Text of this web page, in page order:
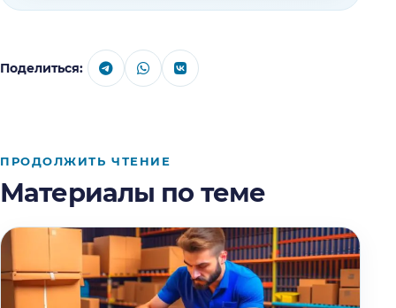
Поделиться:
ПРОДОЛЖИТЬ ЧТЕНИЕ
Материалы по теме